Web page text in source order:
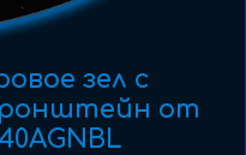
зел с
от